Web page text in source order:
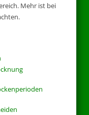
Mehr ist bei